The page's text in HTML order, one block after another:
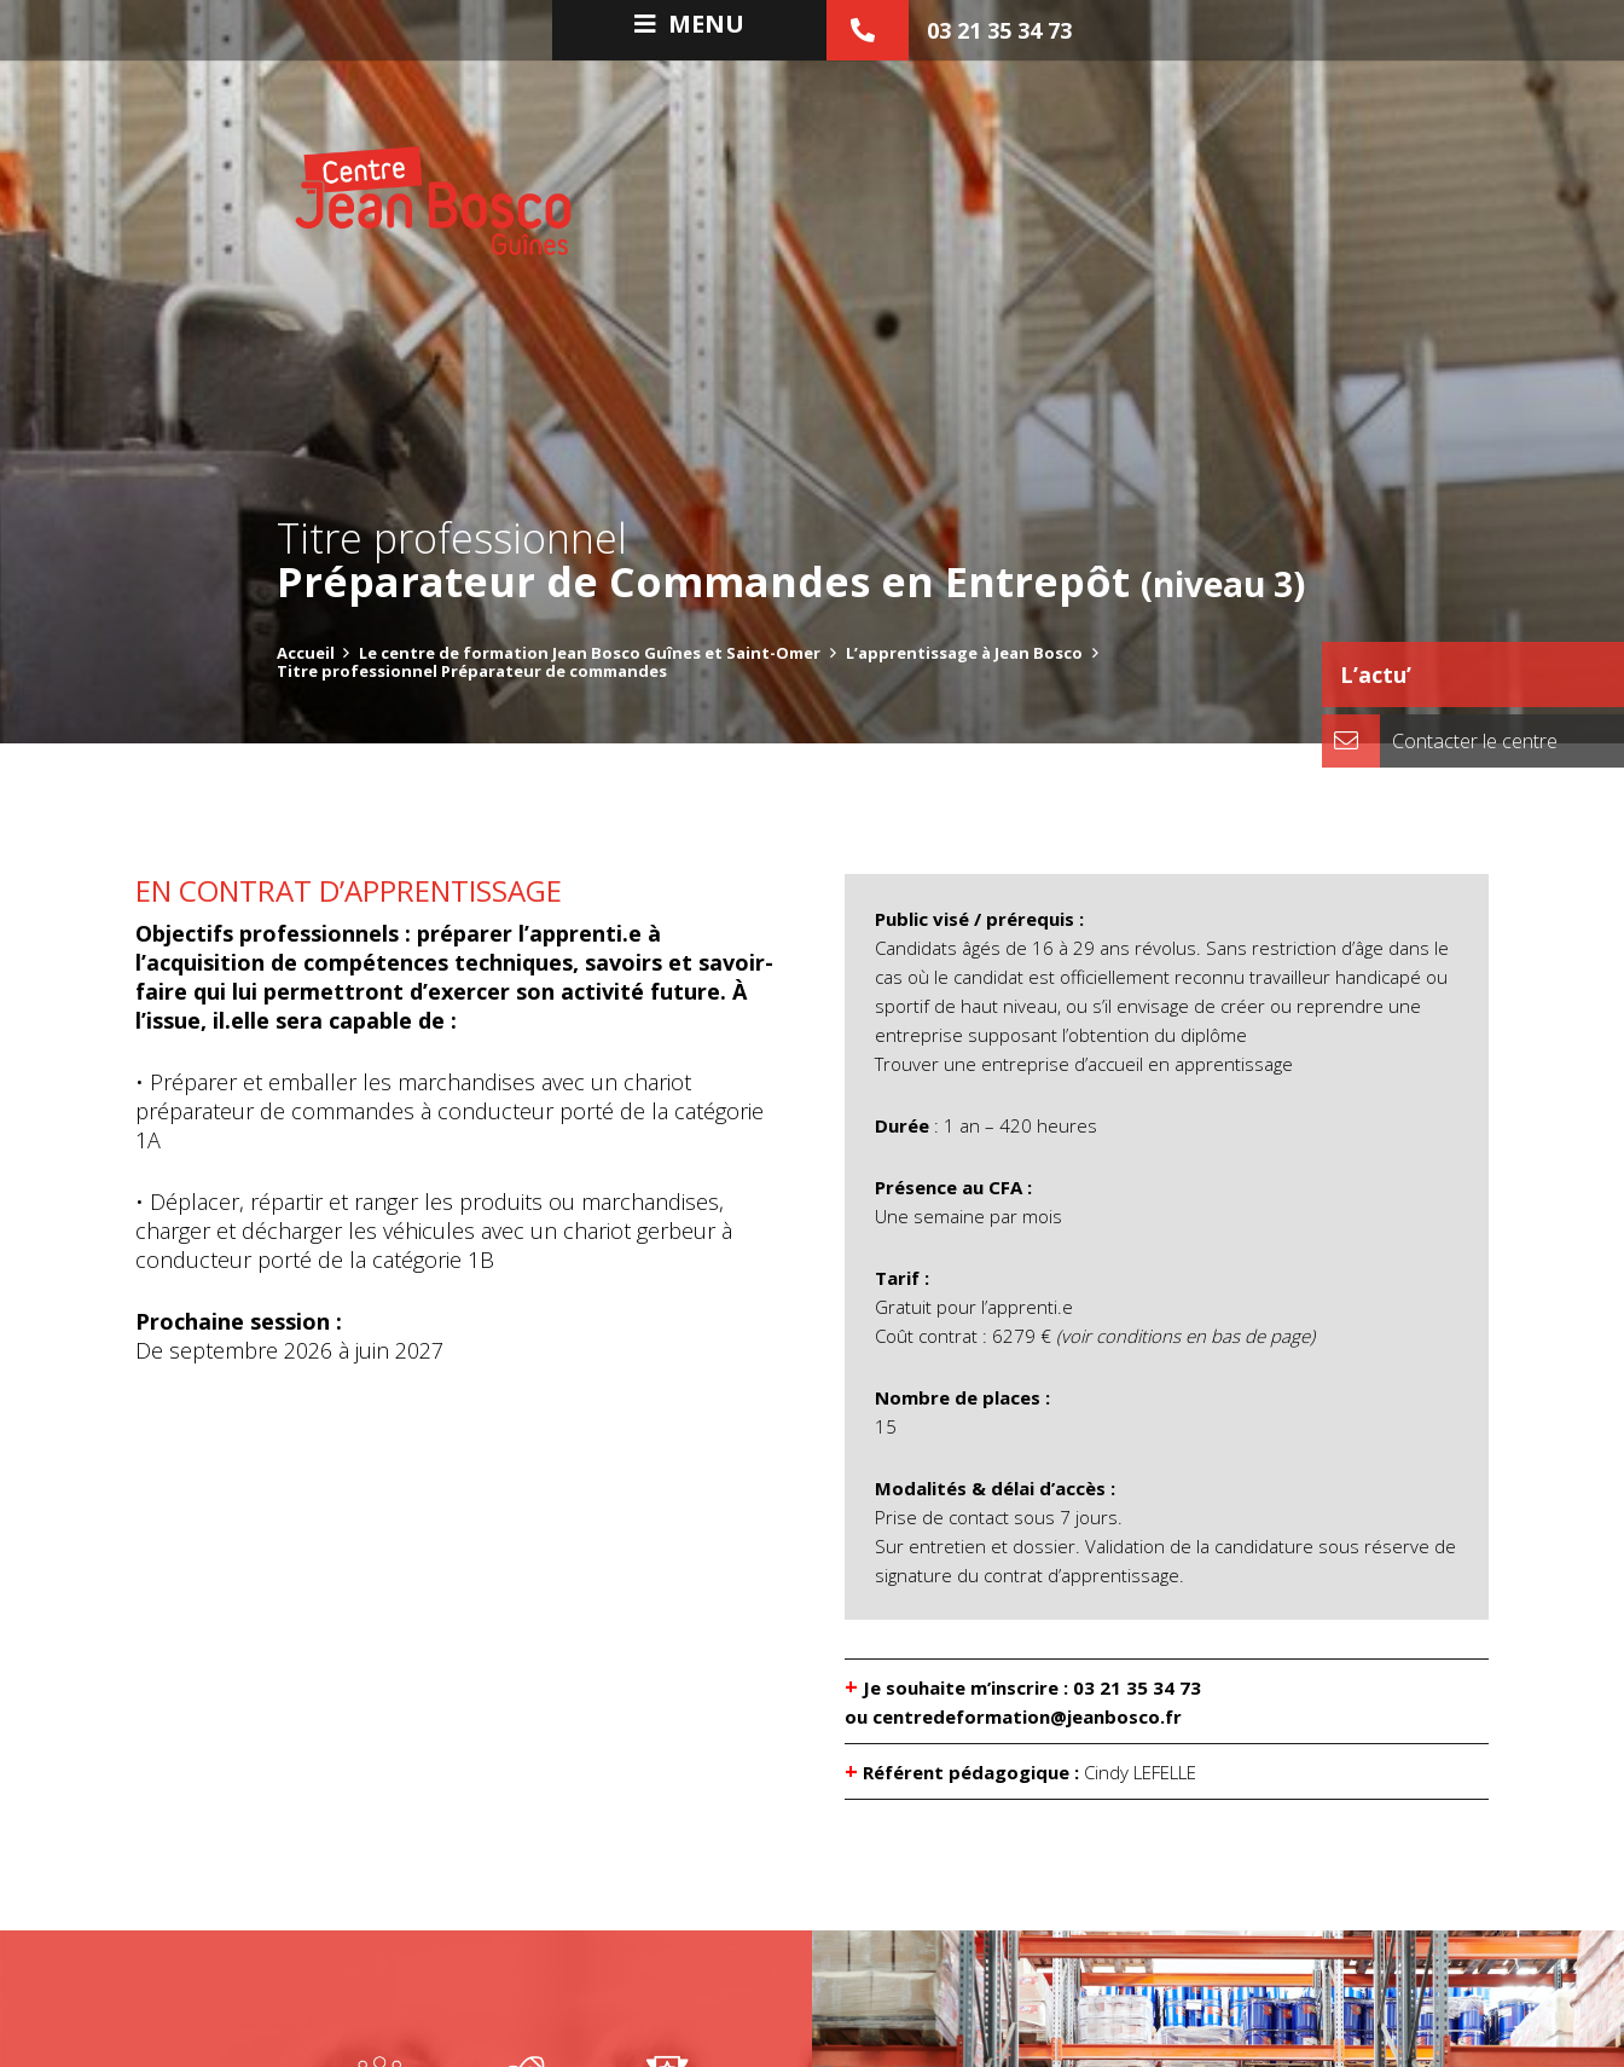
MENU 03 21 35 34 73
Titre professionnel
Préparateur de Commandes en Entrepôt (niveau 3)
Accueil Le centre de formation Jean Bosco Guînes et Saint-Omer
L’apprentissage à Jean Bosco
Titre professionnel Préparateur de commandes
L’actu’
Contacter le centre
EN CONTRAT D’APPRENTISSAGE
Objectifs professionnels : préparer l’apprenti.e à
l’acquisition de compétences techniques, savoirs et savoir-
faire qui lui permettront d’exercer son activité future. À
l’issue, il.elle sera capable de :
• Préparer et emballer les marchandises avec un chariot
préparateur de commandes à conducteur porté de la catégorie
1A
• Déplacer, répartir et ranger les produits ou marchandises,
charger et décharger les véhicules avec un chariot gerbeur à
conducteur porté de la catégorie 1B
Prochaine session :
De septembre 2026 à juin 2027
Public visé / prérequis :
Candidats âgés de 16 à 29 ans révolus. Sans restriction d’âge dans le
cas où le candidat est officiellement reconnu travailleur handicapé ou
sportif de haut niveau, ou s’il envisage de créer ou reprendre une
entreprise supposant l’obtention du diplôme
Trouver une entreprise d’accueil en apprentissage
Durée : 1 an – 420 heures
Présence au CFA :
Une semaine par mois
Tarif :
Gratuit pour l’apprenti.e
Coût contrat : 6279 € (voir conditions en bas de page)
Nombre de places :
15
Modalités & délai d’accès :
Prise de contact sous 7 jours.
Sur entretien et dossier. Validation de la candidature sous réserve de
signature du contrat d’apprentissage.
+ Je souhaite m’inscrire : 03 21 35 34 73
ou centredeformation@jeanbosco.fr
+ Référent pédagogique : Cindy LEFELLE